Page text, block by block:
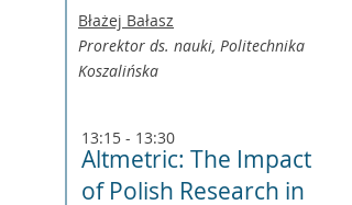
Błażej Bałasz
Prorektor ds. nauki, Politechnika
Koszalińska
13:15 - 13:30
Altmetric: The Impact
of Polish Research in